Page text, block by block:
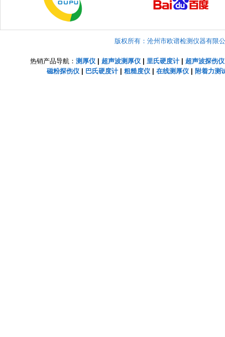
版权所有：沧州市欧谱检测仪器有限
热销产品导航： 测厚仪 超声波测厚仪 里氏硬度计| 超声波探伤仪
磁粉探伤仪| 巴氏硬度计| 粗糙度仪| 在线测厚仪| 附着力测